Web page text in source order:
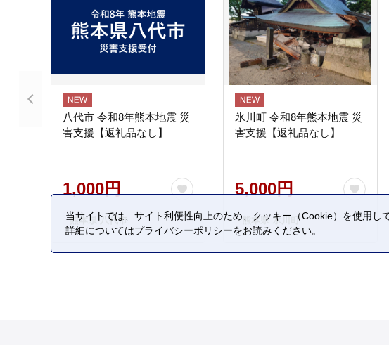
八代市 令和8年熊本地震 災
害支援【返礼品なし】
1,000円
熊本県 八代市
氷川町 令和8年熊本地震 災
害支援【返礼品なし】
5,000円
熊本県 氷川町
当サイトでは、サイト利便性向上のため、クッキー（Cookie）を使用
詳細についてはプライバシーポリシーをお読みください。